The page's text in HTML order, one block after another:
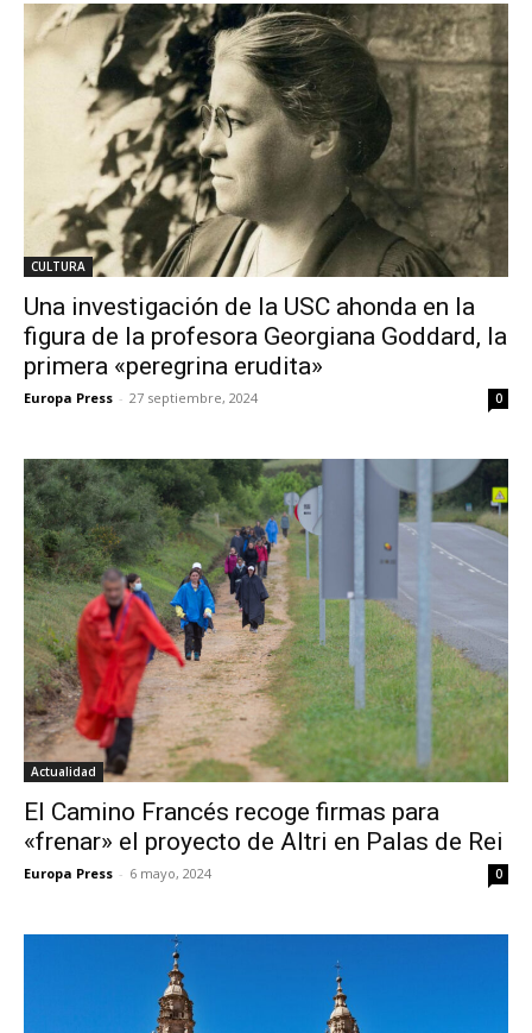
CULTURA
Una investigación de la USC ahonda en la
figura de la profesora Georgiana Goddard, la
primera «peregrina erudita»
Europa Press - 27 septiembre, 2024 0
Actualidad
El Camino Francés recoge firmas para
«frenar» el proyecto de Altri en Palas de Rei
Europa Press - 6 mayo, 2024 0